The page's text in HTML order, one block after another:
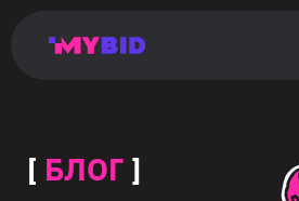
таргетинг
страница
targeting
monetization
[ БЛОГ ]